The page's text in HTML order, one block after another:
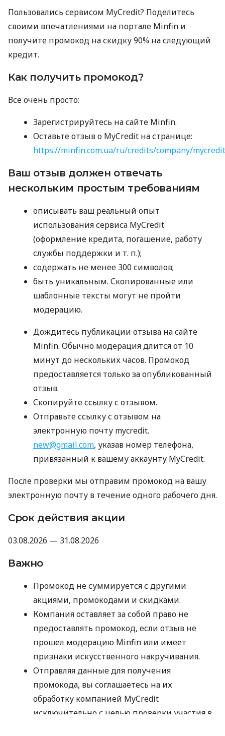
Пользовались сервисом MyCredit? Поделитесь
своими впечатлениями на портале Minfin и
получите промокод на скидку 90% на следующий
кредит.
Как получить промокод?
Все очень просто:
Зарегистрируйтесь на сайте Minfin.
Оставьте отзыв о MyCredit на странице:
https://minfin.com.ua/ru/credits/company/
Ваш отзыв должен отвечать
нескольким простым требованиям
описывать ваш реальный опыт
использования сервиса MyCredit
(оформление кредита, погашение, работу
службы поддержки и т. п.);
содержать не менее 300 символов;
быть уникальным. Скопированные или
шаблонные тексты могут не пройти
модерацию.
Дождитесь публикации отзыва на сайте
Minfin. Обычно модерация длится от 10
минут до нескольких часов. Промокод
предоставляется только за опубликованный
отзыв.
Скопируйте ссылку с отзывом.
Отправьте ссылку с отзывом на
электронную почту mycredit.
new@gmail.com, указав номер телефона,
привязанный к вашему аккаунту MyCredit.
После проверки мы отправим промокод на вашу
электронную почту в течение одного рабочего дня.
Срок действия акции
03.08.2026 — 31.08.2026
Важно
Промокод не суммируется с другими
акциями, промокодами и скидками.
Компания оставляет за собой право не
предоставлять промокод, если отзыв не
прошел модерацию Minfin или имеет
признаки искусственного накручивания.
Отправляя данные для получения
промокода, вы соглашаетесь на их
обработку компанией MyCredit
исключительно с целью проверки участия в